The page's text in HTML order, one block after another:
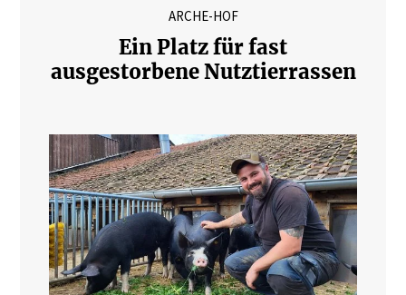
ARCHE-HOF
Ein Platz für fast
ausgestorbene Nutztierrassen